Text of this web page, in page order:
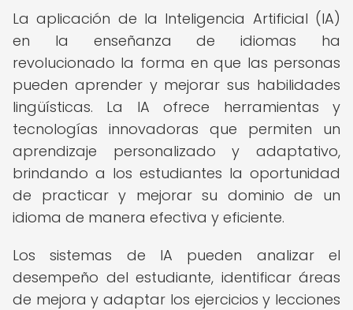
La aplicación de la Inteligencia Artificial (IA)
en la enseñanza de idiomas ha
revolucionado la forma en que las personas
pueden aprender y mejorar sus habilidades
lingüísticas. La IA ofrece herramientas y
tecnologías innovadoras que permiten un
aprendizaje personalizado y adaptativo,
brindando a los estudiantes la oportunidad
de practicar y mejorar su dominio de un
idioma de manera efectiva y eficiente.
Los sistemas de IA pueden analizar el
desempeño del estudiante, identificar áreas
de mejora y adaptar los ejercicios y lecciones